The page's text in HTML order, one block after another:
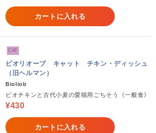
カートに入れる
CAT
ビオリオーブ キャット チキン・ディッシュ
（旧ヘルマン）
Bioliob
ビオチキンと古代小麦の愛猫用ごちそう《一般食》
¥430
カートに入れる